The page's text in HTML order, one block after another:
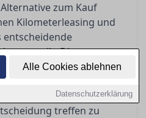
Alle Cookies ablehnen
Datenschutzerklärung
zum Kauf
Kilometerleasing und
entscheidende
gilt. Dieser
Aspekte im
relevant sind und wie
geschickt ausweicht,
treffen zu